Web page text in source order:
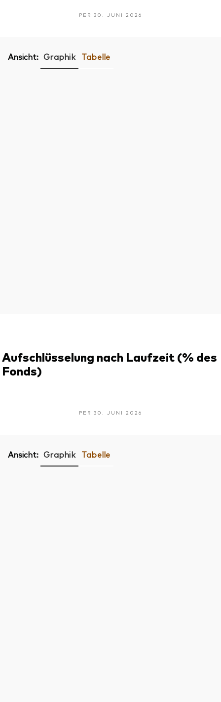
PER 30. JUNI 2026
Ansicht: Graphik Tabelle
Aufschlüsselung nach Laufzeit (% des
Fonds)
PER 30. JUNI 2026
Ansicht: Graphik Tabelle